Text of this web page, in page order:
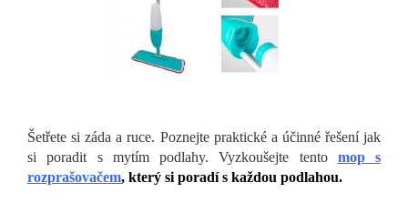
Šetřete si záda a ruce. Poznejte praktické a účinné řešení jak
si poradit s mytím podlahy. Vyzkoušejte tento
mop s
rozprašovačem, který si poradí s každou podlahou.